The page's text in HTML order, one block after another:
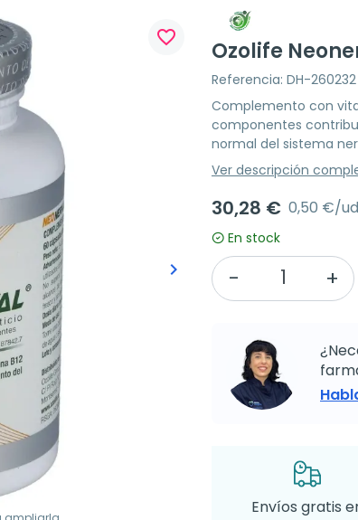
Siguiente
keyboard_arrow_right
favorite_border
Ozolife
Referencia: DH-260232
Complemento con
componentes
normal del sistema
Ver descripción
30,28 € 0,50 €/ud
En stock
Envíos gratis